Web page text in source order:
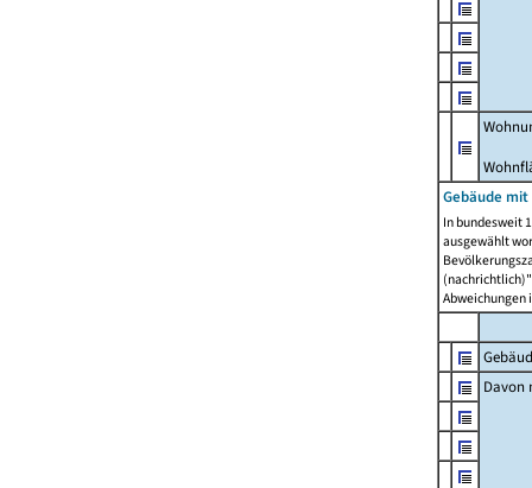
Gebäude
In bundesweit
ausgewählt
Abweichungen
Davon